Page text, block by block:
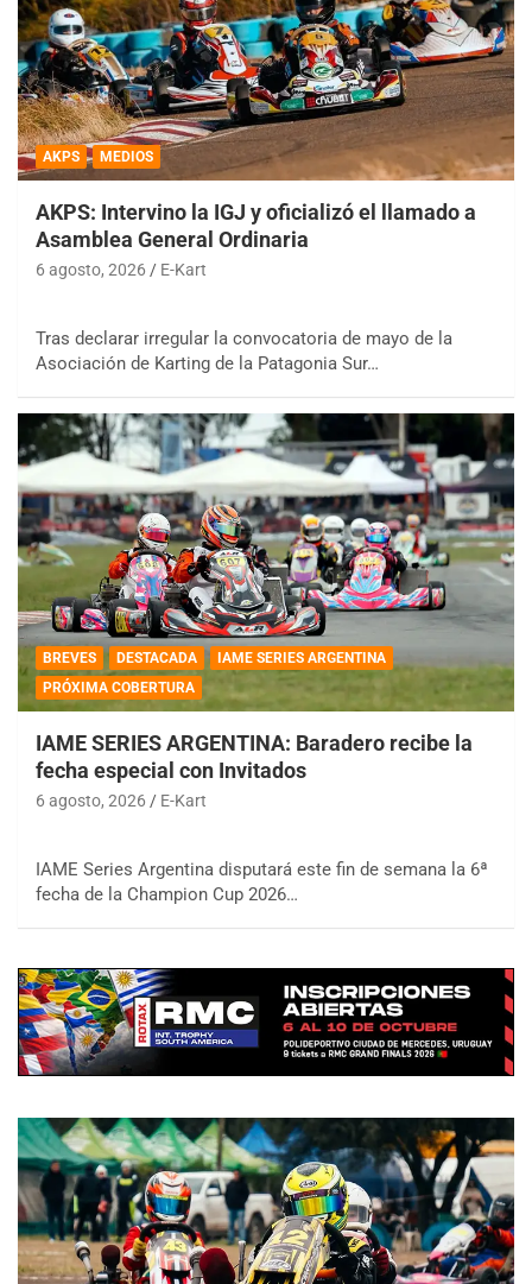
AKPS MEDIOS
AKPS: Intervino la IGJ y oficializó el llamado a
Asamblea General Ordinaria
6 agosto, 2026 E-Kart
Tras declarar irregular la convocatoria de mayo de la
Asociación de Karting de la Patagonia Sur…
BREVES DESTACADA
IAME SERIES ARGENTINA
PRÓXIMA COBERTURA
IAME SERIES ARGENTINA: Baradero recibe la
fecha especial con Invitados
6 agosto, 2026 E-Kart
IAME Series Argentina disputará este fin de semana la 6ª
fecha de la Champion Cup 2026…